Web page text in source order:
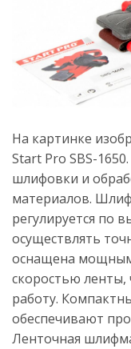
На картинке
Start Pro SBS-
шлифовки и
материалов.
регулируется по
осуществлять
оснащена мощным
скоростью ленты,
работу.
обеспечивают
Ленточная